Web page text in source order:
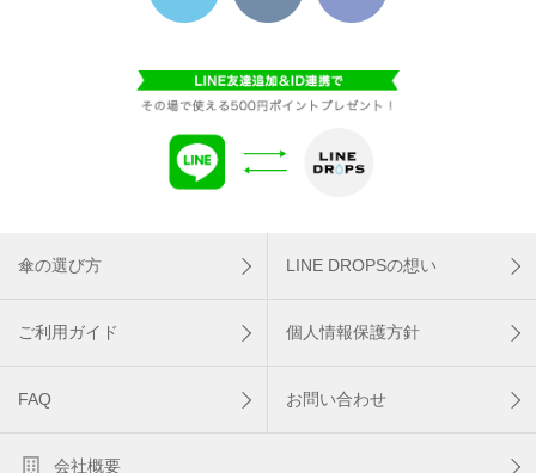
傘の選び方 LINE DROPSの想い
ご利用ガイド 個人情報保護方針
FAQ お問い合わせ
会社概要